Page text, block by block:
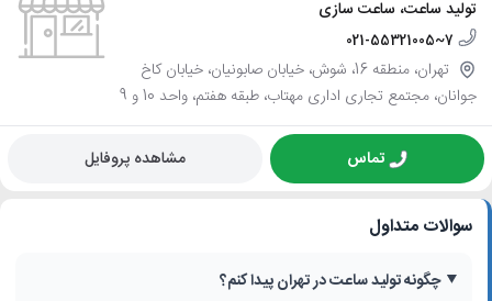
تولید ساعت، ساعت سازی
021-55321005~7
تهران، منطقه 16، شوش، خیابان صابونیان، خیابان کاخ
جوانان، مجتمع تجاری اداری مهتاب، طبقه هفتم، واحد 10 و 9
تماس مشاهده پروفایل
سوالات متداول
چگونه تولید ساعت در تهران پیدا کنم؟